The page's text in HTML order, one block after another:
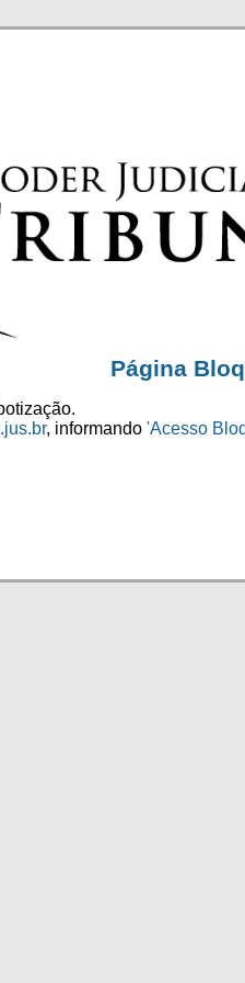
Página
, informando 'Acesso